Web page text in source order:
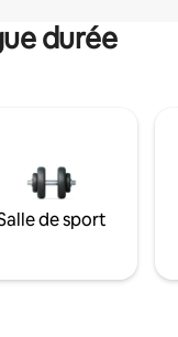
durée
de sport